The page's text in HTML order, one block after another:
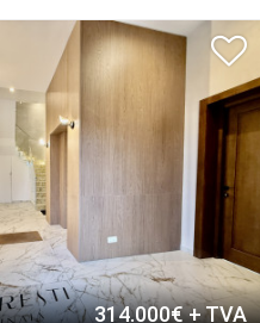
314.000€ + TVA